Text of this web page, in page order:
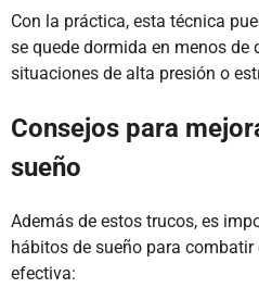
Con la práctica, esta técnica
se quede dormida en menos de
situaciones de alta presión o
Consejos para
sueño
Además de estos trucos, es
hábitos de sueño para
efectiva: